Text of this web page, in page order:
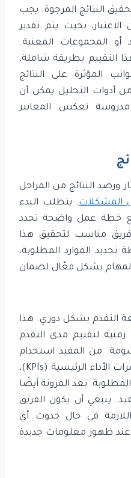
النتائج المرجوة. يجب
بحيث يتم تقدير
أو المجموعات المعنية.
التقييم بطريقة شاملة،
المؤثرة على النتائج
أدوات التحليل يمكن أن
تعكس المعايير
ورصد النتائج من المراحل
المشكلات. يتطلب البدء
خطة عمل واضحة تحدد
فريق مناسب لتحقيق هذا
الموارد المطلوبة،
المهام بشكل فعّال لضمان
التقدم بشكل دوري. هذا
لتقييم مدى التقدم
من المفيد استخدام
أدوات قياس الأداء، مثل مؤشرات الأداء الرئيسية (KPIs)،
تعد المرونة أيضًا
ينبغي أن يكون الفريق
في حال حدوث أي
عند ظهور معلومات جديدة